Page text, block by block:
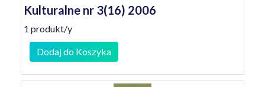
Kulturalne nr 3(16) 2006
1 produkt/y
Dodaj do Koszyka